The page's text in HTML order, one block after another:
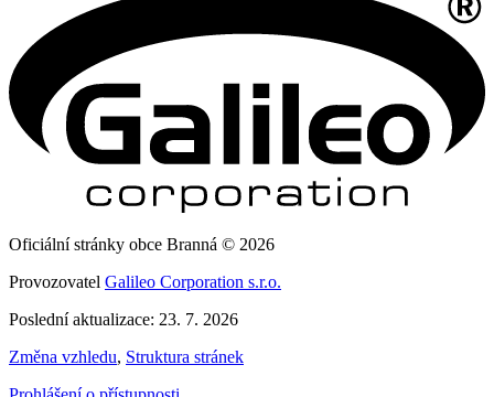
Oficiální stránky obce Branná © 2026
Provozovatel Galileo Corporation s.r.o.
Poslední aktualizace: 23. 7. 2026
Změna vzhledu, Struktura stránek